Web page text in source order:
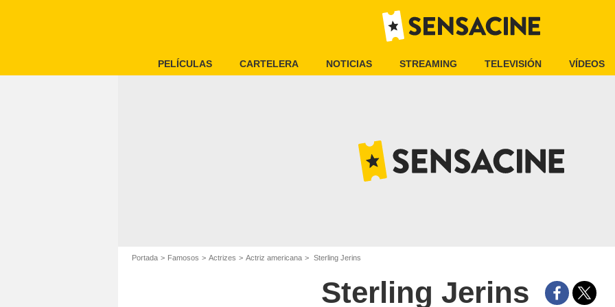
PELÍCULAS CARTELERA NOTICIAS STREAMING TELEVISIÓN VÍDEOS
Portada Famosos Actrizes Actriz americana Sterling Jerins
Sterling Jerins